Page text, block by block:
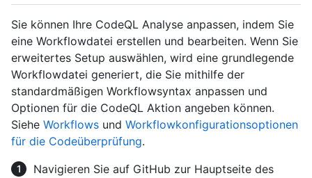
Sie können Ihre CodeQL Analyse anpassen, indem Sie
eine Workflowdatei erstellen und bearbeiten. Wenn Sie
erweitertes Setup auswählen, wird eine grundlegende
Workflowdatei generiert, die Sie mithilfe der
standardmäßigen Workflowsyntax anpassen und
Optionen für die CodeQL Aktion angeben können.
Siehe Workflows und Workflowkonfigurationsoptionen
für die Codeüberprüfung.
Navigieren Sie auf GitHub zur Hauptseite des